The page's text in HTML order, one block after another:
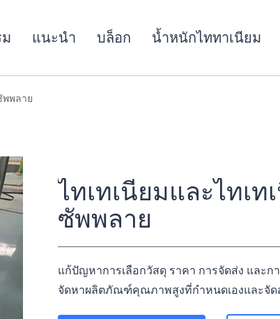
แนะนำ บล็อก น้ำหนักไททาเนียม
พพลาย
ไทเทเนียมและไทเ
ซัพพลาย
แก้ปัญหาการเลือกวัสดุ ราคา การจัดส่ง และ
จัดหาผลิตภัณฑ์คุณภาพสูงที่กําหนดเองและจัด